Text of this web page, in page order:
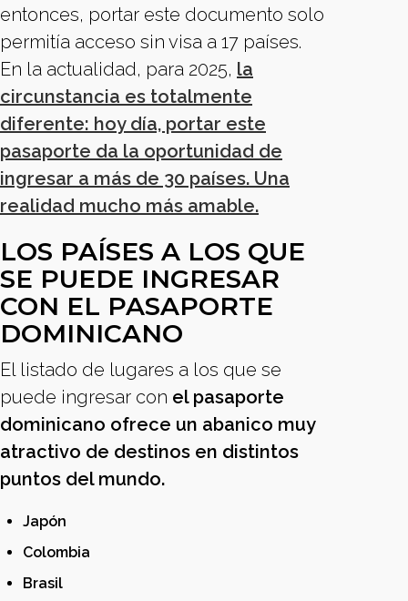
entonces, portar este documento solo
permitía acceso sin visa a 17 países.
En la actualidad, para 2025, la
circunstancia es totalmente
diferente: hoy día, portar este
pasaporte da la oportunidad de
ingresar a más de 30 países. Una
realidad mucho más amable.
LOS PAÍSES A LOS QUE
SE PUEDE INGRESAR
CON EL PASAPORTE
DOMINICANO
El listado de lugares a los que se
puede ingresar con el pasaporte
dominicano ofrece un abanico muy
atractivo de destinos en distintos
puntos del mundo.
Japón
Colombia
Brasil